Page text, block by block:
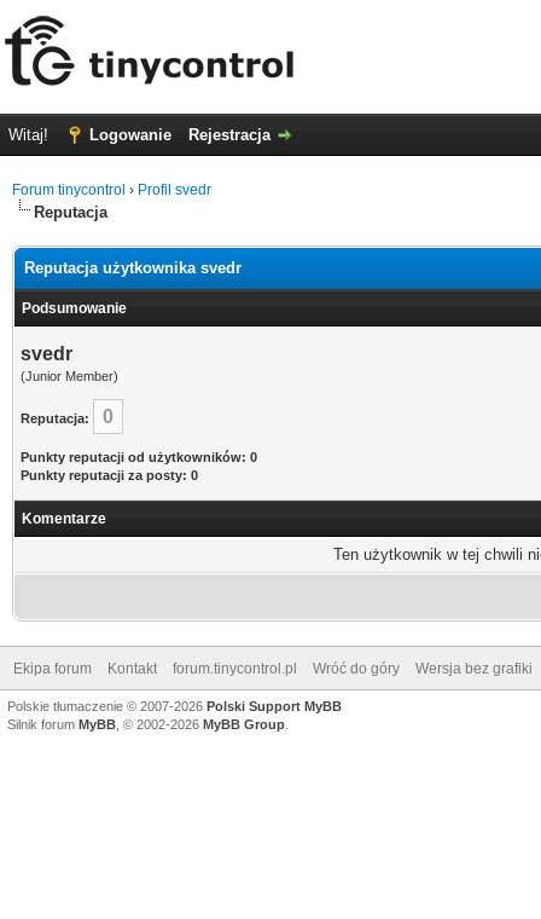
Witaj! Logowanie Rejestracja
Forum tinycontrol › Profil svedr
Reputacja
Reputacja użytkownika svedr
Podsumowanie
svedr
(Junior Member)
Reputacja: 0
Punkty reputacji od użytkowników: 0
Punkty reputacji za posty: 0
Komentarze
Ten użytkownik w tej chwili
Ekipa forum Kontakt forum.tinycontrol.pl Wróć do góry Wersja bez grafiki
Polskie tłumaczenie © 2007-2026 Polski Support MyBB
Silnik forum MyBB , © 2002-2026 MyBB Group